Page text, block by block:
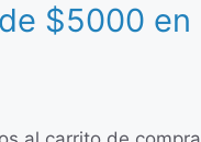
$5000 en